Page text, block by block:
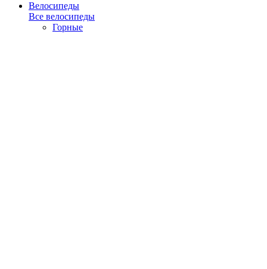
Велосипеды
Все велосипеды
Горные